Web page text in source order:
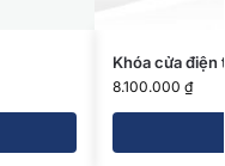
Khóa cửa điện
8.100.000 ₫